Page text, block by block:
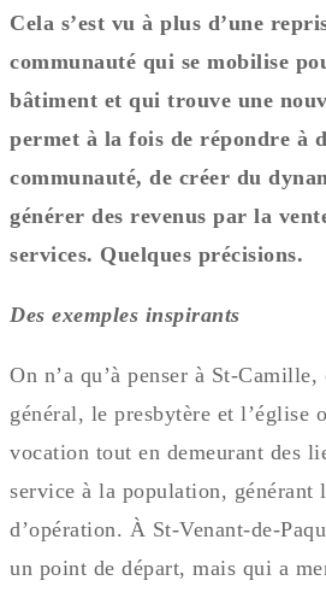
Cela s’est vu à plus d’une
communauté qui se mobilise
bâtiment et qui trouve une
permet à la fois de répondre à
communauté, de créer du
générer des revenus par la
services. Quelques précisions.
Des exemples inspirants
On n’a qu’à penser à St-
général, le presbytère et l’église
vocation tout en demeurant des
service à la population, générant
d’opération. À St-Venant-de-
un point de départ, mais qui a